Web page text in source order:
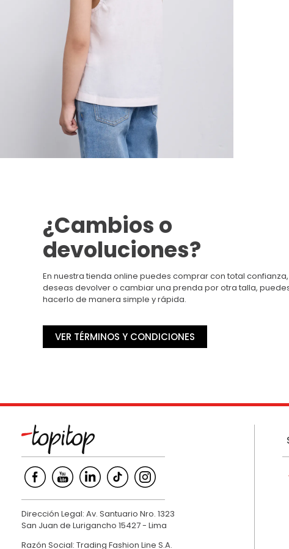
¿Cambios o
devoluciones?
En nuestra tienda online puedes comprar con total confianza,
deseas devolver o cambiar una prenda por otra talla,
hacerlo de manera simple y rápida.
VER TÉRMINOS Y CONDICIONES
Dirección Legal: Av. Santuario Nro. 1323
San Juan de Lurigancho 15427 - Lima
Razón Social: Trading Fashion Line S.A.